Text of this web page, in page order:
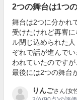
2つの舞台は1つ
舞台は2つに分かれ
受けたけれど再審
ル閉じ込められた
ぞれで話が進んで
われていたのです
最後には2つの舞台
りんごさん(女